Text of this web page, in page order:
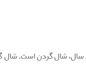
شال گردن است. شال